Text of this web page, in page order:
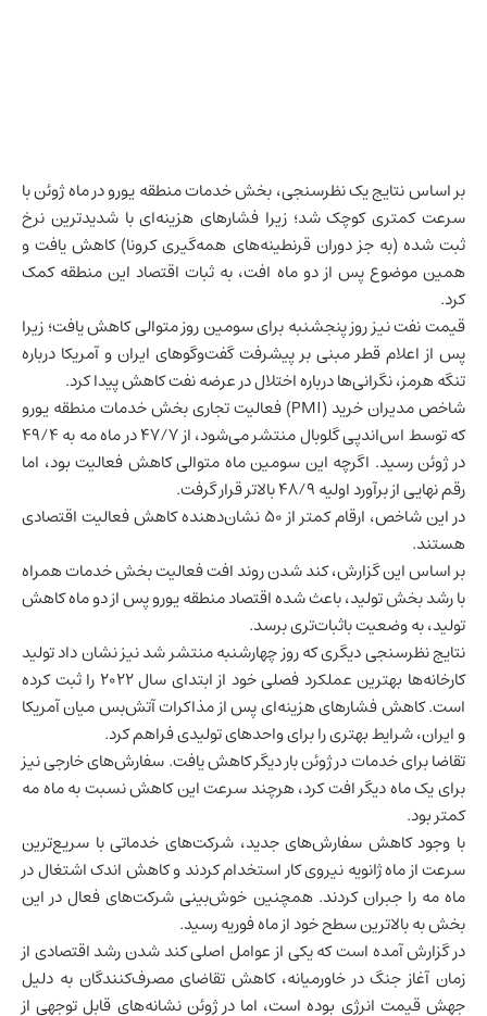
بر اساس نتایج یک نظرسنجی، بخش خدمات منطقه یورو در ماه ژوئن با
سرعت کمتری کوچک شد؛ زیرا فشارهای هزینه‌ای با شدیدترین نرخ
ثبت شده (به جز دوران قرنطینه‌های همه‌گیری کرونا) کاهش یافت و
همین موضوع پس از دو ماه افت، به ثبات اقتصاد این منطقه کمک
کرد.
قیمت نفت نیز روز پنجشنبه برای سومین روز متوالی کاهش یافت؛ زیرا
پس از اعلامقطرمبنی بر پیشرفت گفت‌وگوهای ایرانو آمریکا درباره
تنگه هرمز، نگرانی‌ها درباره اختلال در عرضه نفت کاهش پیدا کرد.
شاخص مدیران خرید (PMI) فعالیت تجاری بخش خدمات منطقه یورو
که توسط اس‌اندپی گلوبال منتشر می‌شود، از ۴۷/۷ در ماه مه به ۴۹/۴
در ژوئن رسید. اگرچه این سومین ماه متوالی کاهش فعالیت بود، اما
رقم نهایی از برآورد اولیه ۴۸/۹ بالاتر قرار گرفت.
در این شاخص، ارقام کمتر از ۵۰ نشان‌دهنده کاهش فعالیت اقتصادی
هستند.
بر اساس این گزارش، کند شدن روند افت فعالیت بخش خدمات همراه
با رشد بخش تولید، باعث شده اقتصاد منطقه یورو پس از دو ماه کاهش
تولید، به وضعیت باثبات‌تری برسد.
نتایج نظرسنجی دیگری که روز چهارشنبه منتشر شد نیز نشان داد تولید
کارخانه‌ها بهترین عملکرد فصلی خود از ابتدای سال ۲۰۲۲ را ثبت کرده
است. کاهش فشارهای هزینه‌ای پس از مذاکرات آتش‌بس میان آمریکا
و ایران، شرایط بهتری را برای واحدهای تولیدی فراهم کرد.
تقاضا برای خدمات در ژوئن بار دیگر کاهش یافت. سفارش‌های خارجی نیز
برای یک ماه دیگر افت کرد، هرچند سرعت این کاهش نسبت به ماه مه
کمتر بود.
با وجود کاهش سفارش‌های جدید، شرکت‌های خدماتی با سریع‌ترین
سرعت از ماه ژانویه نیروی کار استخدام کردند و کاهش اندک اشتغال در
ماه مه را جبران کردند. همچنین خوش‌بینی شرکت‌های فعال در این
بخش به بالاترین سطح خود از ماه فوریه رسید.
در گزارش آمده است که یکی از عوامل اصلی کند شدنرشد اقتصادیاز
زمان آغاز جنگ در خاورمیانه، کاهش تقاضای مصرف‌کنندگان به دلیل
جهش قیمت انرژی بوده است، اما در ژوئن نشانه‌های قابل توجهی از